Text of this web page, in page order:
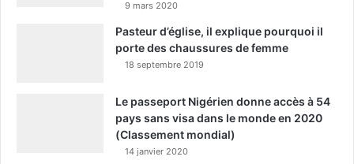
9 mars 2020
Pasteur d’église, il explique pourquoi il
porte des chaussures de femme
18 septembre 2019
Le passeport Nigérien donne accès à 54
pays sans visa dans le monde en 2020
(Classement mondial)
14 janvier 2020